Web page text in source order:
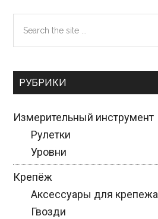
...
РУБРИКИ
Измерительный инструмент
Рулетки
Уровни
Крепёж
Аксессуары для крепежа
Гвозди